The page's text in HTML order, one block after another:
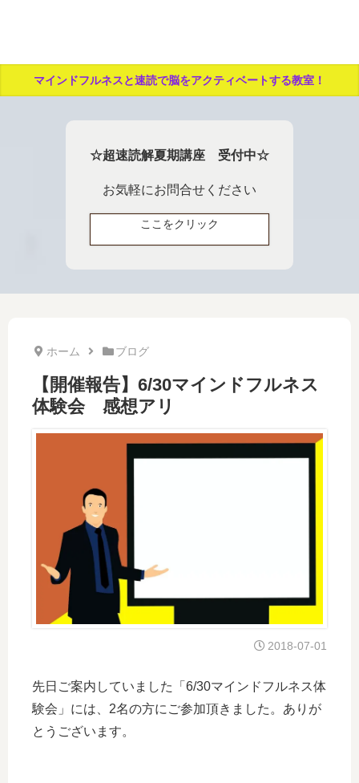
マインドフルネスと速読で脳をアクティベートする教室！
☆超速読解夏期講座 受付中☆
お気軽にお問合せください
ここをクリック
ホーム ブログ
【開催報告】6/30マインドフルネス
体験会 感想アリ
2018-07-01
先日ご案内していました「6/30マインドフルネス体
験会」には、2名の方にご参加頂きました。ありが
とうございます。